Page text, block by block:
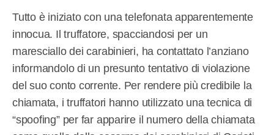
Tutto è iniziato con una telefonata apparentemente
innocua. Il truffatore, spacciandosi per un
maresciallo dei carabinieri, ha contattato l’anziano
informandolo di un presunto tentativo di violazione
del suo conto corrente. Per rendere più credibile la
chiamata, i truffatori hanno utilizzato una tecnica di
“spoofing” per far apparire il numero della chiamata